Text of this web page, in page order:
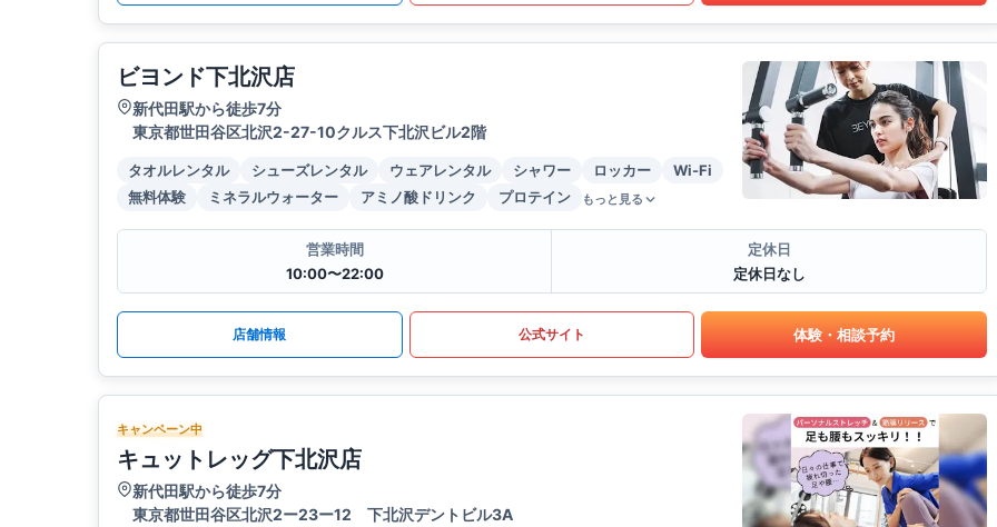
ビヨンド下北沢店
新代田駅から徒歩7分
東京都世田谷区北沢2-27-10クルス下北沢ビル2階
タオルレンタル シューズレンタル ウェアレンタル シャワー ロッカー
Wi-Fi
無料体験
ミネラルウォーター アミノ酸ドリンク プロテイン もっと見る
営業時間
10:00〜22:00
定休日
定休日なし
店舗情報 公式サイト 体験・相談予約
キャンペーン中
キュットレッグ下北沢店
新代田駅から徒歩7分
東京都世田谷区北沢2ー23ー12 下北沢デントビル3A